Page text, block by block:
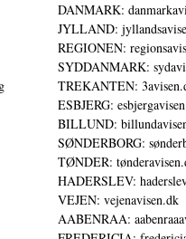
DANMARK:
JYLLAND:
REGIONEN:
SYDDANMARK:
TREKANTEN:
ESBJERG:
BILLUND:
SØNDERBORG:
TØNDER:
HADERSLEV:
VEJEN: vejenavisen.dk
AABENRAA: